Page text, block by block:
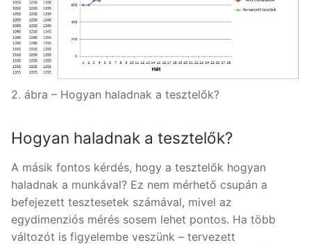
2. ábra – Hogyan haladnak a tesztelők?
Hogyan haladnak a tesztelők?
A másik fontos kérdés, hogy a tesztelők hogyan
haladnak a munkával? Ez nem mérhető csupán a
befejezett tesztesetek számával, mivel az
egydimenziós mérés sosem lehet pontos. Ha több
változót is figyelembe veszünk – tervezett